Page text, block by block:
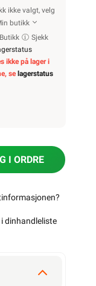
ikke valgt, velg
butikk
Sjekk
ikke på lager i
se lagerstatus
I ORDRE
dinhandleliste